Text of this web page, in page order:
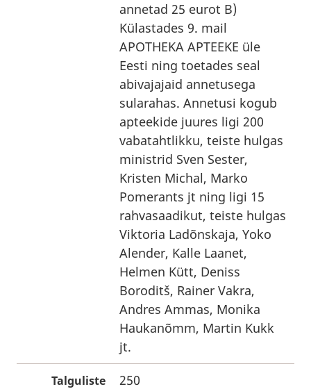
annetad 25 eurot B)
Külastades 9. mail
APOTHEKA APTEEKE üle
Eesti ning toetades seal
abivajajaid annetusega
sularahas. Annetusi kogub
apteekide juures ligi 200
vabatahtlikku, teiste hulgas
ministrid Sven Sester,
Kristen Michal, Marko
Pomerants jt ning ligi 15
rahvasaadikut, teiste hulgas
Viktoria Ladõnskaja, Yoko
Alender, Kalle Laanet,
Helmen Kütt, Deniss
Boroditš, Rainer Vakra,
Andres Ammas, Monika
Haukanõmm, Martin Kukk
jt.
Talguliste
250